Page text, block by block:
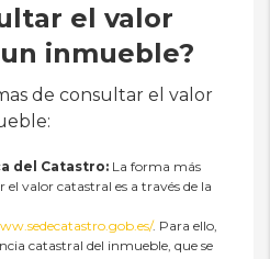
el valor
inmueble?
de consultar el valor
del Catastro: La forma más
el valor catastral es a través de la
. Para ello,
catastral del inmueble, que se